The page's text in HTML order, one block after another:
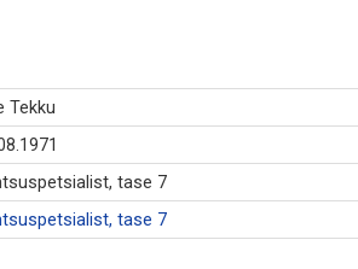
Tekku
tase 7
tase 7